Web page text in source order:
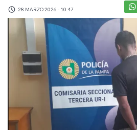
28 MARZO 2026 - 10:47